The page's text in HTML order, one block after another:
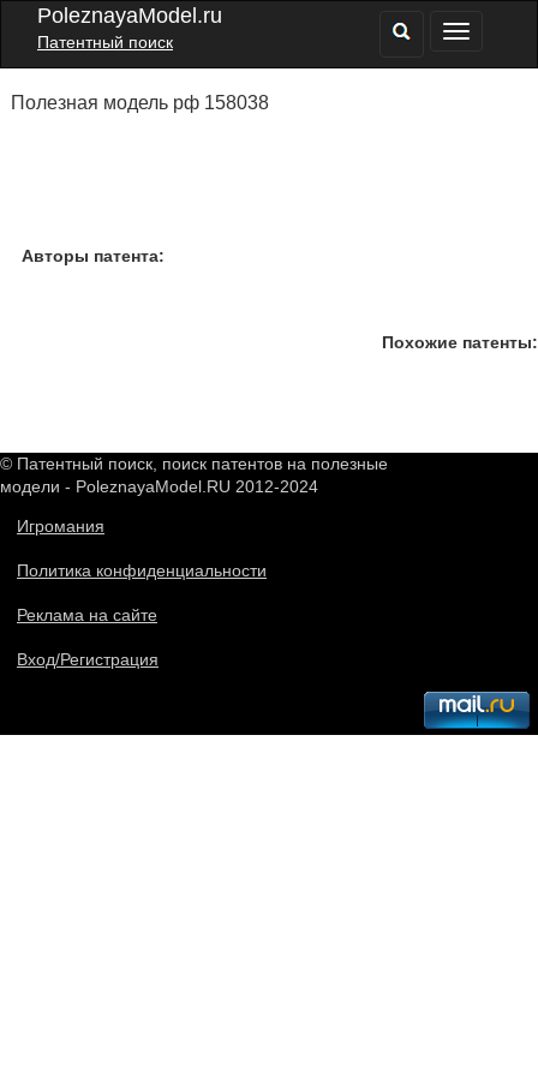
PoleznayaModel.ru
Патентный поиск
Полезная модель рф 158038
Авторы патента:
Похожие патенты:
© Патентный поиск, поиск патентов на полезные
модели - PoleznayaModel.RU 2012-2024
Игромания
Политика конфиденциальности
Реклама на сайте
Вход/Регистрация